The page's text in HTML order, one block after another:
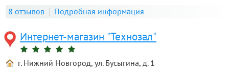
8 отзывов Подробная информация
Интернет-магазин "Технозал"
г. Нижний Новгород, ул. Бусыгина, д. 1